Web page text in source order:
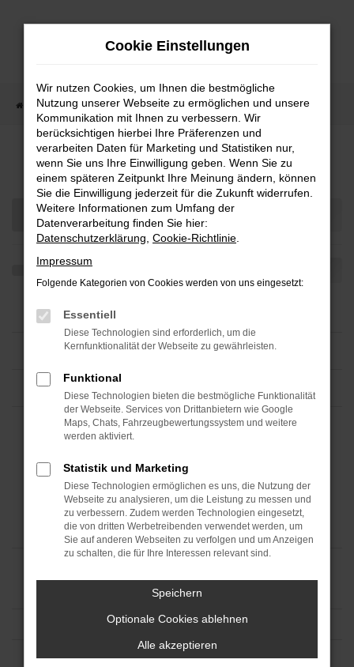
Zum
Startseite Fahrzeugangebote Fahrzeugmarkt
Fahrzeugmarkt
Cookie Einstellungen
Wir nutzen Cookies, um Ihnen die bestmögliche
Nutzung unserer Webseite zu ermöglichen und unsere
Kommunikation mit Ihnen zu verbessern. Wir
berücksichtigen hierbei Ihre Präferenzen und
verarbeiten Daten für Marketing und Statistiken nur,
wenn Sie uns Ihre Einwilligung geben. Wenn Sie zu
einem späteren Zeitpunkt Ihre Meinung ändern, können
Sie die Einwilligung jederzeit für die Zukunft widerrufen.
Weitere Informationen zum Umfang der
Datenverarbeitung finden Sie hier:
Datenschutzerklärung Cookie-Richtlinie
Impressum
Folgende Kategorien von Cookies werden von uns eingesetzt:
Essentiell
Diese Technologien sind erforderlich, um die
Kernfunktionalität der Webseite zu gewährleisten.
Funktional
Diese Technologien bieten die bestmögliche Funktionalität
der Webseite. Services von Drittanbietern wie Google
Maps, Chats, Fahrzeugbewertungssystem und weitere
werden aktiviert.
Statistik und Marketing
Diese Technologien ermöglichen es uns, die Nutzung der
Webseite zu analysieren, um die Leistung zu messen und
zu verbessern. Zudem werden Technologien eingesetzt,
die von dritten Werbetreibenden verwendet werden, um
Sie auf anderen Webseiten zu verfolgen und um Anzeigen
zu schalten, die für Ihre Interessen relevant sind.
Speichern
Optionale Cookies ablehnen
Alle akzeptieren